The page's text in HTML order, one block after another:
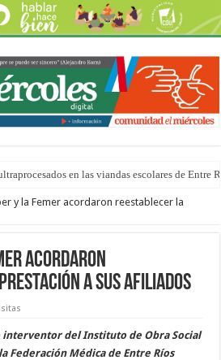
en las viandas escolares de Entre
de los Macanos”
y la Femer acordaron reestablecer la
acordaron
a sus afiliados
interventor del Instituto de Obra Social
Federación Médica de Entre Ríos